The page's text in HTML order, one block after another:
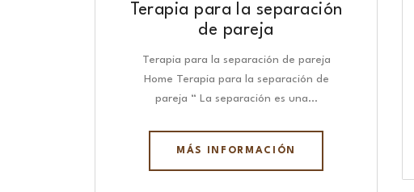
Terapia para la separación
de pareja
Terapia para la separación de pareja
Home Terapia para la separación de
pareja “ La separación es una…
MÁS INFORMACIÓN